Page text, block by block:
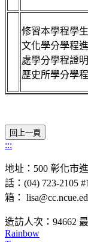
修習本學程學
文化學分學程
處學分學程證
歷史所學分學
:::
地址：500 彰化市
話：(04) 723-2105
箱：
造訪人次：94662
Rainbow